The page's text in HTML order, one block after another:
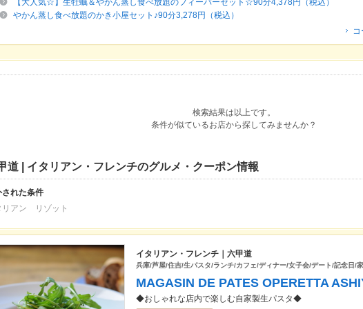
【大人気☆】生牡蠣＆やかん蒸し食べ放題のフィーバーセット☆90分4,378円（税込）
やかん蒸し食べ放題のかき小屋セット♪90分3,278円（税込）
コ
検索結果は以上です。
条件が似ているお店から探してみませんか？
道 | イタリアン・フレンチのグルメ・クーポン情報
された条件
リアン リゾット
イタリアン・フレンチ｜六甲道
兵庫/芦屋/住吉/生パスタ/ランチ/カフェ/ディナー/女子会/デート/記念日/
MAGASIN DE PATES OPERETTA
◆おしゃれな店内で楽しむ自家製生パスタ◆